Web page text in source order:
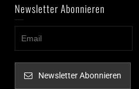
Newsletter Abonnieren
Newsletter Abonnieren